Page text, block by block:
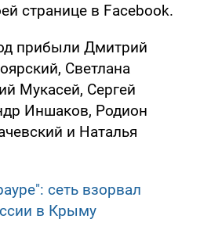
странице в Facebook.
прибыли Дмитрий
Светлана
Мукасей, Сергей
Иншаков, Родион
и Наталья
сеть взорвал
в Крыму